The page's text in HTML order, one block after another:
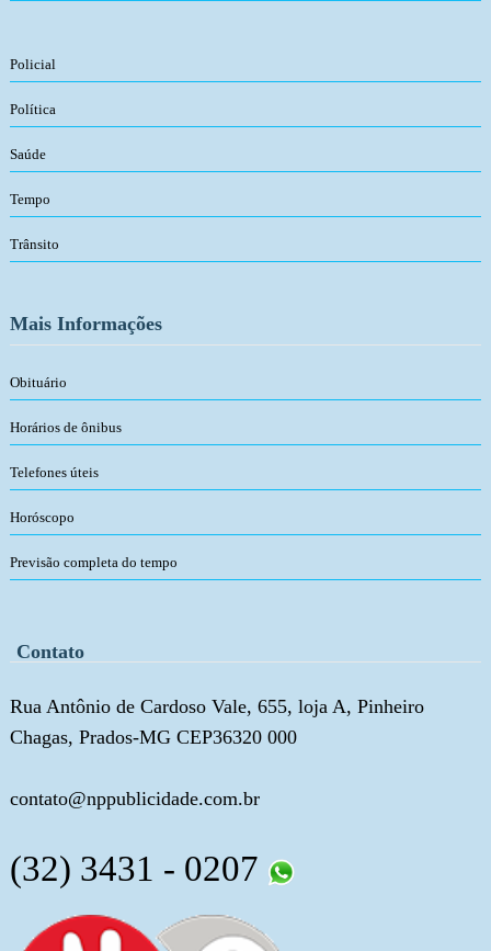
Policial
Política
Saúde
Tempo
Trânsito
Mais Informações
Obituário
Horários de ônibus
Telefones úteis
Horóscopo
Previsão completa do tempo
Contato
Rua Antônio de Cardoso Vale, 655, loja A, Pinheiro
Chagas, Prados-MG CEP36320 000
contato@nppublicidade.com.br
(32) 3431 - 0207